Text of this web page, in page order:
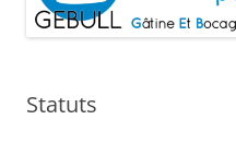
Statuts